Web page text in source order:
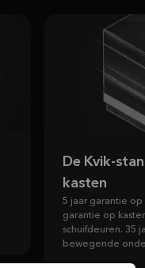
De Kvik-
kasten
5 jaar garantie
garantie op
schuifdeuren. 35
bewegende